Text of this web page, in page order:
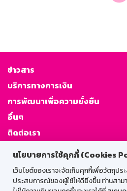
นโยบายการใช้คุกกี้ (Cookies
เว็บไซต์ของเราจะจัดเก็บคุกกี้เพื่อวัตถุป
ประสบการณ์ของผู้ใช้ให้ดียิ่งขึ้น ท่านสาม
ข่าวสาร
บริการทางการเงิน
การพัฒนาเพื่อความยั่งยืน
อื่นๆ
ติดต่อเรา
GSB